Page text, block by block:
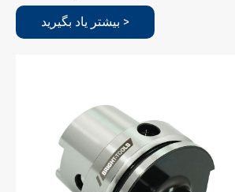
بیشتر یاد بگیرید >